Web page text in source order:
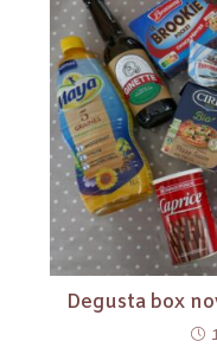
Degusta box